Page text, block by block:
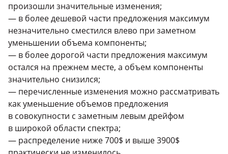
произошли значительные изменения;
— в более дешевой части предложения максимум
незначительно сместился влево при заметном
уменьшении объема компоненты;
— в более дорогой части предложения максимум
остался на прежнем месте, а объем компоненты
значительно снизился;
— перечисленные изменения можно рассматривать
как уменьшение объемов предложения
в совокупности с заметным левым дрейфом
в широкой области спектра;
— распределение ниже 700$ и выше 3900$